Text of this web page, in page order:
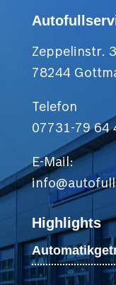
Zeppelinstr.
78244
Telefon
07731-79 64
E-Mail:
Highlights